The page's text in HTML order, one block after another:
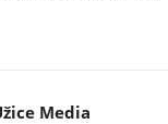
Media